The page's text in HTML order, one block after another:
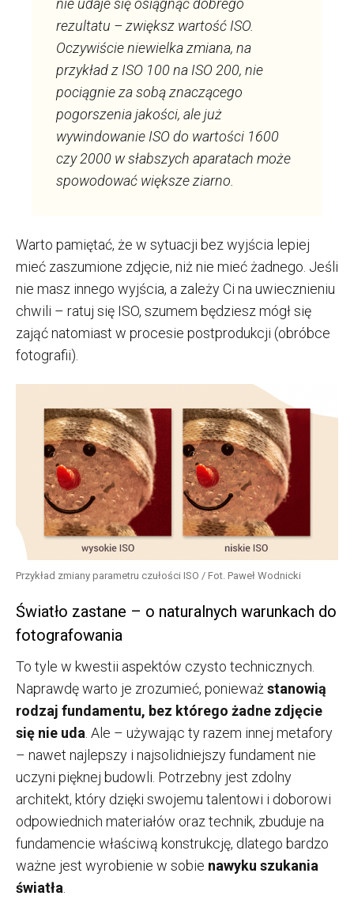
nie udaje się osiągnąć dobrego
rezultatu – zwiększ wartość ISO.
Oczywiście niewielka zmiana, na
przykład z ISO 100 na ISO 200, nie
pociągnie za sobą znaczącego
pogorszenia jakości, ale już
wywindowanie ISO do wartości 1600
czy 2000 w słabszych aparatach może
spowodować większe ziarno.
Warto pamiętać, że w sytuacji bez wyjścia lepiej
mieć zaszumione zdjęcie, niż nie mieć żadnego. Jeśli
nie masz innego wyjścia, a zależy Ci na uwiecznieniu
chwili – ratuj się ISO, szumem będziesz mógł się
zająć natomiast w procesie postprodukcji (obróbce
fotografii).
Przykład zmiany parametru czułości ISO / Fot. Paweł Wodnicki
Światło zastane – o naturalnych warunkach do
fotografowania
To tyle w kwestii aspektów czysto technicznych.
Naprawdę warto je zrozumieć, ponieważ stanowią
rodzaj fundamentu, bez którego żadne zdjęcie
się nie uda . Ale – używając ty razem innej metafory
– nawet najlepszy i najsolidniejszy fundament nie
uczyni pięknej budowli. Potrzebny jest zdolny
architekt, który dzięki swojemu talentowi i doborowi
odpowiednich materiałów oraz technik, zbuduje na
fundamencie właściwą konstrukcję, dlatego bardzo
ważne jest wyrobienie w sobie nawyku szukania
światła